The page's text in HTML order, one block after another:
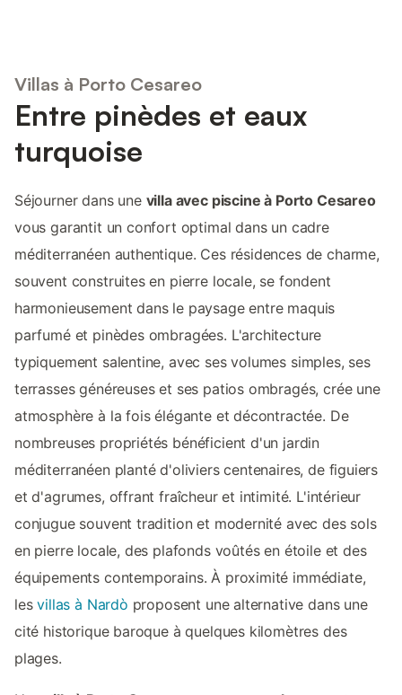
Villas à Porto Cesareo
Entre pinèdes et eaux
turquoise
Séjourner dans une villa avec piscine à Porto Cesareo
vous garantit un confort optimal dans un cadre
méditerranéen authentique. Ces résidences de charme,
souvent construites en pierre locale, se fondent
harmonieusement dans le paysage entre maquis
parfumé et pinèdes ombragées. L'architecture
typiquement salentine, avec ses volumes simples, ses
terrasses généreuses et ses patios ombragés, crée une
atmosphère à la fois élégante et décontractée. De
nombreuses propriétés bénéficient d'un jardin
méditerranéen planté d'oliviers centenaires, de figuiers
et d'agrumes, offrant fraîcheur et intimité. L'intérieur
conjugue souvent tradition et modernité avec des sols
en pierre locale, des plafonds voûtés en étoile et des
équipements contemporains. À proximité immédiate,
lesvillas à Nardò proposent une alternative dans une
cité historique baroque à quelques kilomètres des
plages.